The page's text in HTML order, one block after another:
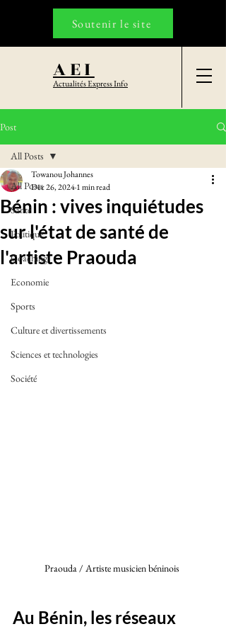
AEI
Actualités Express Info
Soutenir le site
Post
All Posts
Santé
Politique
Coaching
Economie
Sports
Culture et divertissements
Sciences et technologies
Société
All Posts
Bénin : vives inquiétudes
sur l'état de santé de
l'artiste Praouda
Towanou Johannes
Dec 26, 20241 min read
Praouda / Artiste musicien béninois
Au Bénin, les réseaux